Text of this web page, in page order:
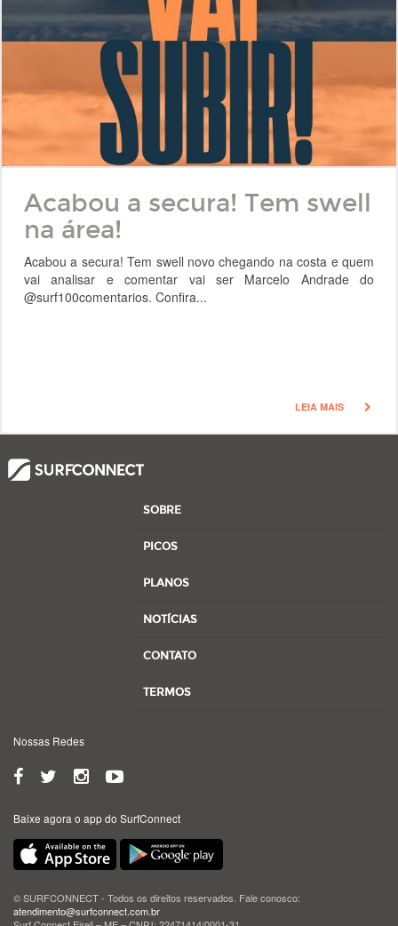
Acabou a secura! Tem swell
na área!
Acabou a secura! Tem swell novo chegando na costa e quem
vai analisar e comentar vai ser Marcelo Andrade do
@surf100comentarios. Confira...
LEIA MAIS
SOBRE
PICOS
PLANOS
NOTÍCIAS
CONTATO
TERMOS
Nossas Redes
Baixe agora o app do SurfConnect
© SURFCONNECT - Todos os direitos reservados. Fale conosco:
atendimento@surfconnect.com.br